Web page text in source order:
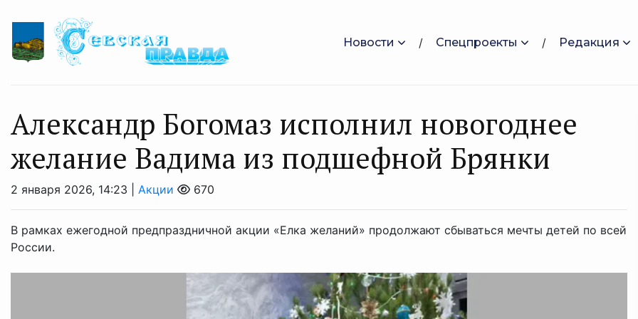
Новости Спецпроекты Редакция
Александр Богомаз исполнил новогоднее
желание Вадима из подшефной Брянки
2 января 2026, 14:23 | Акции 670
В рамках ежегодной предпраздничной акции «Елка желаний» продолжают сбываться мечты детей по всей
России.